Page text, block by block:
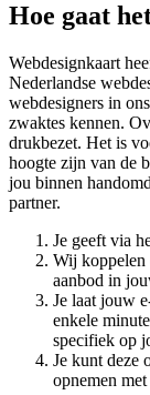
Hoe gaat
Webdesignkaart
Nederlandse
webdesigners in
zwaktes kennen.
drukbezet. Het is
hoogte zijn van de
jou binnen
partner.
Je geeft via
Wij koppelen
aanbod in
Je laat jouw
enkele
specifiek op
Je kunt deze
opnemen